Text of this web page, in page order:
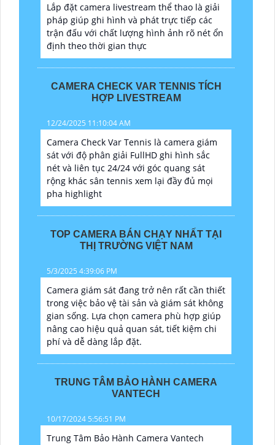
Lắp đặt camera livestream thể thao là giải
pháp giúp ghi hình và phát trực tiếp các
trận đấu với chất lượng hình ảnh rõ nét ổn
định theo thời gian thực
CAMERA CHECK VAR TENNIS TÍCH
HỢP LIVESTREAM
12/24/2025 11:10:04 AM
Camera Check Var Tennis là camera giám
sát với độ phân giải FullHD ghi hình sắc
nét và liên tục 24/24 với góc quang sát
rộng khác sân tennis xem lại đầy đủ mọi
pha highlight
TOP CAMERA BÁN CHẠY NHẤT TẠI
THỊ TRƯỜNG VIỆT NAM
5/3/2025 4:39:06 PM
Camera giám sát đang trở nên rất cần thiết
trong việc bảo vệ tài sản và giám sát không
gian sống. Lựa chọn camera phù hợp giúp
nâng cao hiệu quả quan sát, tiết kiệm chi
phí và dễ dàng lắp đặt.
TRUNG TÂM BẢO HÀNH CAMERA
VANTECH
10/17/2024 5:56:51 PM
Trung Tâm Bảo Hành Camera Vantech